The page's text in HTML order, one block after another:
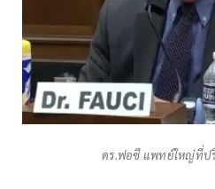
ดร.ฟอซี แพทย์ใหญ่ที่ป